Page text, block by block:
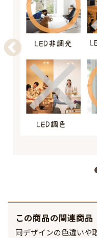
この商品の関連商品
同デザインの色違いや